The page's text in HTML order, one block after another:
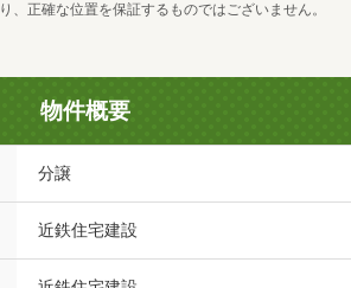
、正確な位置を保証するものではございません。
物件概要
分譲
近鉄住宅建設